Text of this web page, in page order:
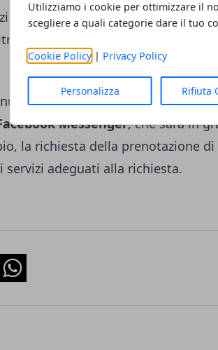
Utilizziamo i cookie per ottimizzare il
scegliere a quali categorie dare il tuo
Cookie Policy| Privacy Policy
Personalizza Rifiuta
messi a disposizione direttamente
lo spam o eliminare i
intelligenza artificiale sarà
Messenger, che sarà in
la richiesta della prenotazione
adeguati alla richiesta.
Whatsapp